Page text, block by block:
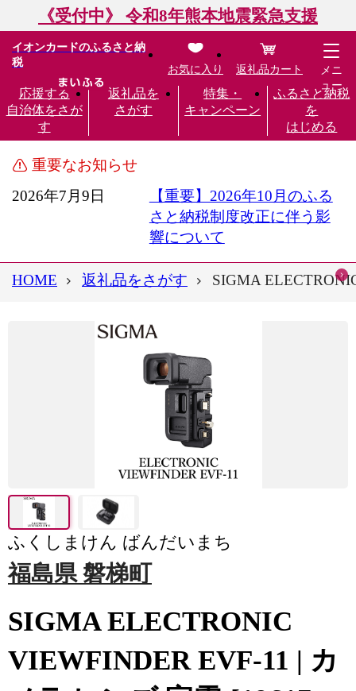
《受付中》 令和8年熊本地震緊急支援
イオンカードのふるさと納
税
応援する
自治体をさが
す
返礼品を
さがす
特集・
キャンペーン
ふるさと納税
を
はじめる
お気に入り 返礼品カート
メニ
ュー
重要なお知らせ
2026年7月9日
【重要】2026年10月のふる
さと納税制度改正に伴う影
響について
HOME 返礼品をさがす SIGMA
ふくしまけん ばんだいまち
福島県 磐梯町
SIGMA ELECTRONIC
VIEWFINDER EVF-11 | カ